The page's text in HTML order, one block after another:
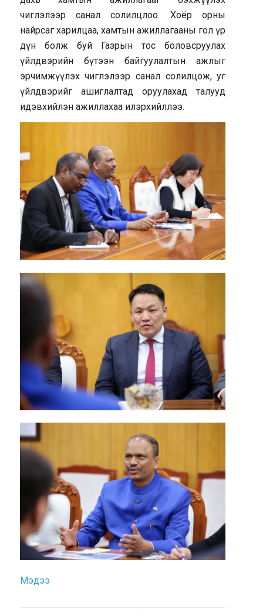
чиглэлээр санал солилцлоо. Хоёр орны
найрсаг харилцаа, хамтын ажиллагааны гол үр
дүн болж буй Газрын тос боловсруулах
үйлдвэрийн бүтээн байгуулалтын ажлыг
эрчимжүүлэх чиглэлээр санал солилцож, уг
үйлдвэрийг ашиглалтад оруулахад талууд
идэвхийлэн ажиллахаа илэрхийллээ.
Мэдээ